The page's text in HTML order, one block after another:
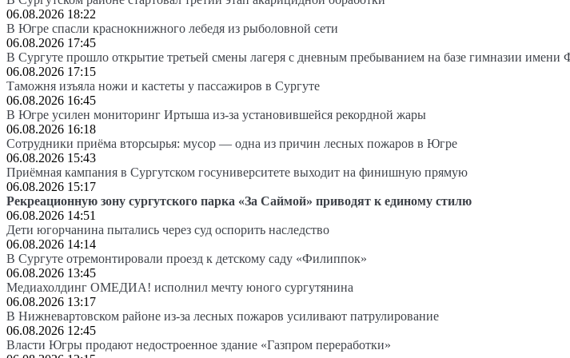
06.08.2026 18:22
В Югре спасли краснокнижного лебедя из рыболовной сети
06.08.2026 17:45
В Сургуте прошло открытие третьей смены лагеря с дневным пребыванием на базе гимназии имени
06.08.2026 17:15
Таможня изъяла ножи и кастеты у пассажиров в Сургуте
06.08.2026 16:45
В Югре усилен мониторинг Иртыша из-за установившейся рекордной жары
06.08.2026 16:18
Сотрудники приёма вторсырья: мусор — одна из причин лесных пожаров в Югре
06.08.2026 15:43
Приёмная кампания в Сургутском госуниверситете выходит на финишную прямую
06.08.2026 15:17
Рекреационную зону сургутского парка «За Саймой» приводят к единому стилю
06.08.2026 14:51
Дети югорчанина пытались через суд оспорить наследство
06.08.2026 14:14
В Сургуте отремонтировали проезд к детскому саду «Филиппок»
06.08.2026 13:45
Медиахолдинг ОМЕДИА! исполнил мечту юного сургутянина
06.08.2026 13:17
В Нижневартовском районе из-за лесных пожаров усиливают патрулирование
06.08.2026 12:45
Власти Югры продают недостроенное здание «Газпром переработки»